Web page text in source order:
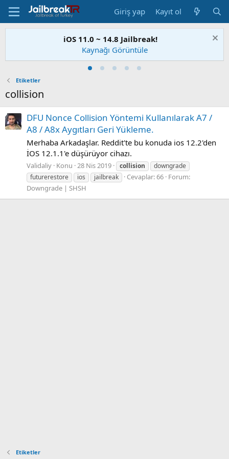
Giriş yap Kayıt ol
iOS 11.0 ~ 14.8 Jailbreak!
Kaynağı Görüntüle
Etiketler
collision
DFU Nonce Collision Yöntemi Kullanılarak A7 /
A8 / A8x Aygıtları Geri Yükleme.
Merhaba Arkadaşlar. Reddit'te bu konuda ios 12.2'den
İOS 12.1.1'e düşürüyor cihazı.
Validaliy Konu 28 Nis 2019 collision
downgrade
futurerestore
ios jailbreak Cevaplar: 66 Forum:
Downgrade | SHSH
Etiketler